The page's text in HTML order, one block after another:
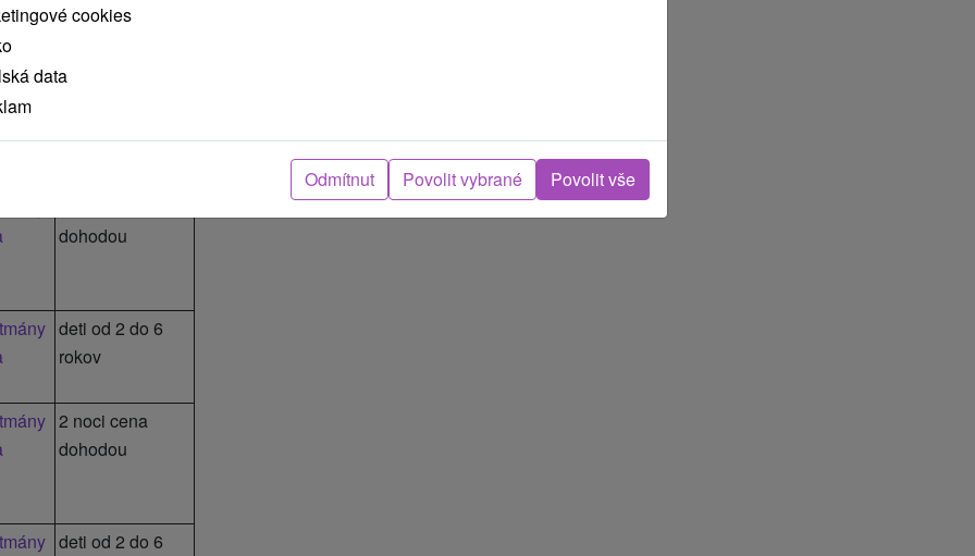
Poznámka
dohodou
deti od 2 do 6
rokov
2 noci cena
dohodou
deti od 2 do 6
cookies
data
Odmítnut Povolit vybrané Povolit vše